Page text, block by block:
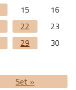
15
16
22
23
29
30
Set »